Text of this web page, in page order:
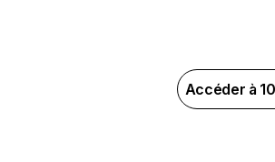
Accéder à